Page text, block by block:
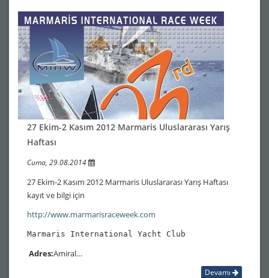
27 Ekim-2 Kasım 2012 Marmaris Uluslararası Yarış
Haftası
Cuma, 29.08.2014
27 Ekim-2 Kasım 2012 Marmaris Uluslararası Yarış Haftası
kayıt ve bilgi için
http://www.marmarisraceweek.com
Marmaris International Yacht Club
Adres:Amiral…
Devamı